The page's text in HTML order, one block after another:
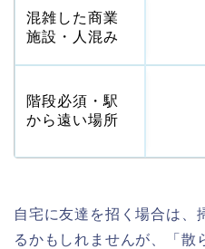
混雑した商業
施設・人混み
階段必須・駅
から遠い場所
自宅に友達を招く場合は、
るかもしれませんが、「散